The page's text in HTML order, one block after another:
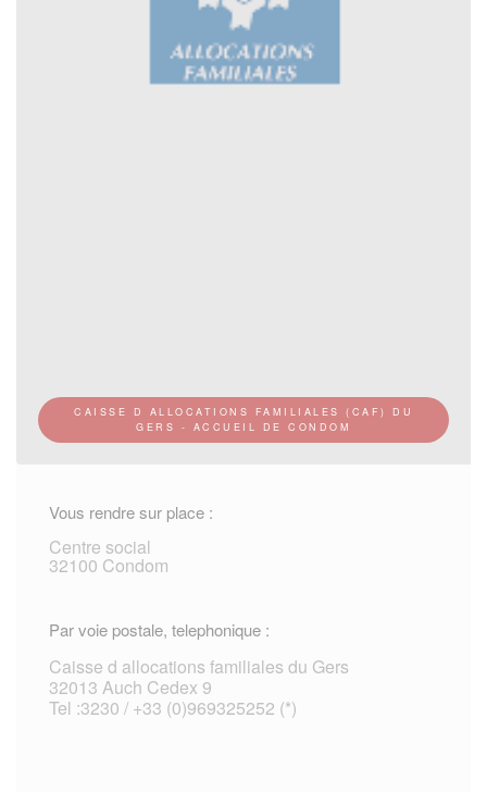
CAISSE D ALLOCATIONS FAMILIALES (CAF) DU
GERS - ACCUEIL DE CONDOM
Vous rendre sur place :
Centre social
32100 Condom
Par voie postale, telephonique :
Caisse d allocations familiales du Gers
32013 Auch Cedex 9
Tel :3230 / +33 (0)969325252 (*)